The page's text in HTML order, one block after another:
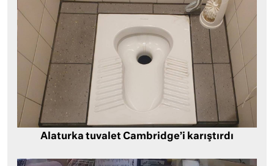
Alaturka tuvalet Cambridge’i karıştırdı